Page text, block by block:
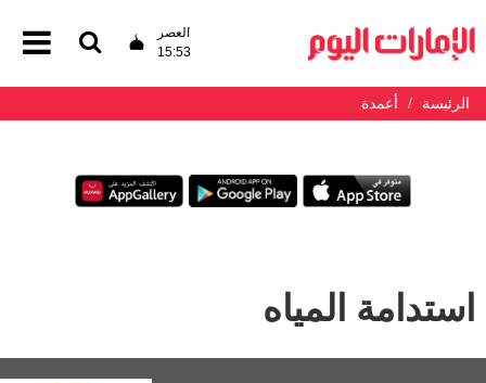
العصر
15:53
الرئيسة أعمدة
استدامة المياه